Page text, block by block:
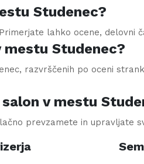
Studenec?
lahko ocene, delovni
Studenec?
razvrščenih po oceni
v mestu
prevzamete in upravljate